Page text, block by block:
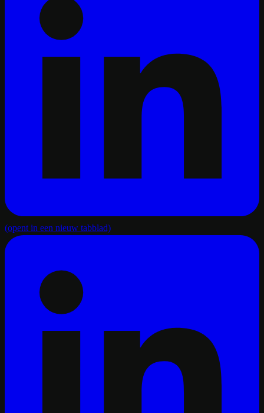
(opent in een nieuw tabblad)